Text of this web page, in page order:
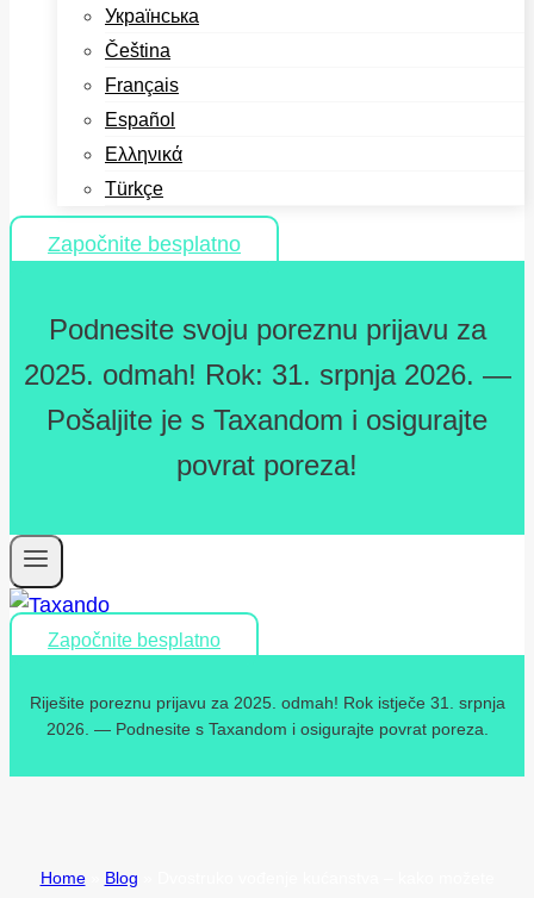
Українська
Čeština
Français
Español
Ελληνικά
Türkçe
Započnite besplatno
Podnesite svoju poreznu prijavu za
2025. odmah! Rok: 31. srpnja 2026. —
Pošaljite je s Taxandom i osigurajte
povrat poreza!
Započnite besplatno
Riješite poreznu prijavu za 2025. odmah! Rok istječe 31. srpnja
2026. — Podnesite s Taxandom i osigurajte povrat poreza.
Home» Blog